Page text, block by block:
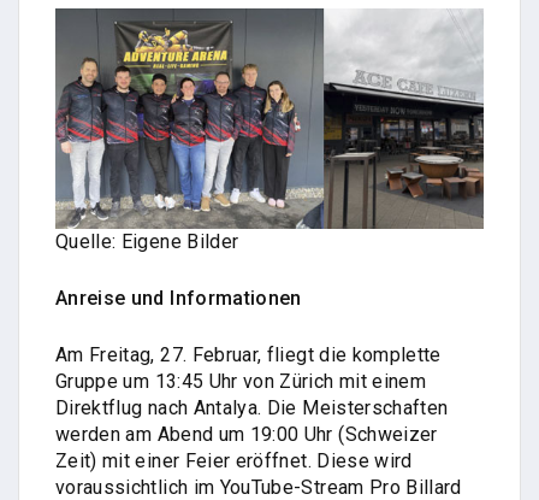
Quelle: Eigene Bilder
Anreise und Informationen
Am Freitag, 27. Februar, fliegt die komplette
Gruppe um 13:45 Uhr von Zürich mit einem
Direktflug nach Antalya. Die Meisterschaften
werden am Abend um 19:00 Uhr (Schweizer
Zeit) mit einer Feier eröffnet. Diese wird
voraussichtlich im YouTube-Stream Pro Billard